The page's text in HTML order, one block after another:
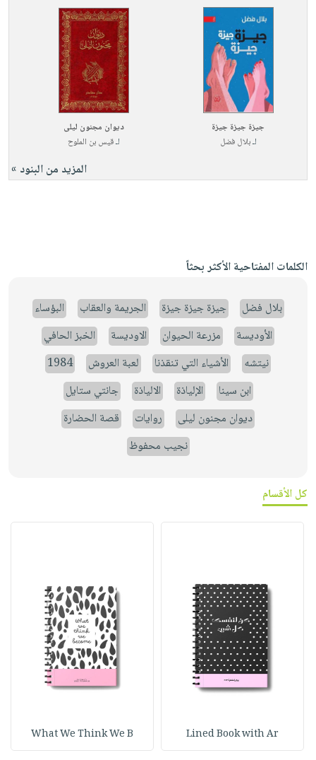
جيزة جيزة جيزة
لـبلال فضل
ديوان مجنون ليلى
لـقيس بن الملوح
المزيد من البنود »
الكلمات المفتاحية الأكثر بحثاً
بلال فضل جيزة جيزة جيزة الجريمة والعقاب
البؤساء
الأوديسة
مزرعة الحيوان الاوديسة
الخبز الحافي
نيتشه
الأشياء التي تنقذنا لعبة العروش
1984
ابن سينا
الإلياذة الالياذة
جانتي ستايل
ديوان مجنون ليلى
روايات
قصة الحضارة
نجيب محفوظ
كل الأقسام
Lined Book with Ar
What We Think We B